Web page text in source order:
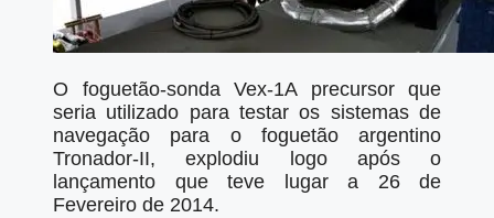
O foguetão-sonda Vex-1A precursor que
seria utilizado para testar os sistemas de
navegação para o foguetão argentino
Tronador-II, explodiu logo após o
lançamento que teve lugar a 26 de
Fevereiro de 2014.